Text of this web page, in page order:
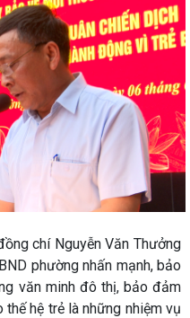
chí Nguyễn Văn Thưởng
phường nhấn mạnh, bảo
văn minh đô thị, bảo đảm
hệ trẻ là những nhiệm vụ